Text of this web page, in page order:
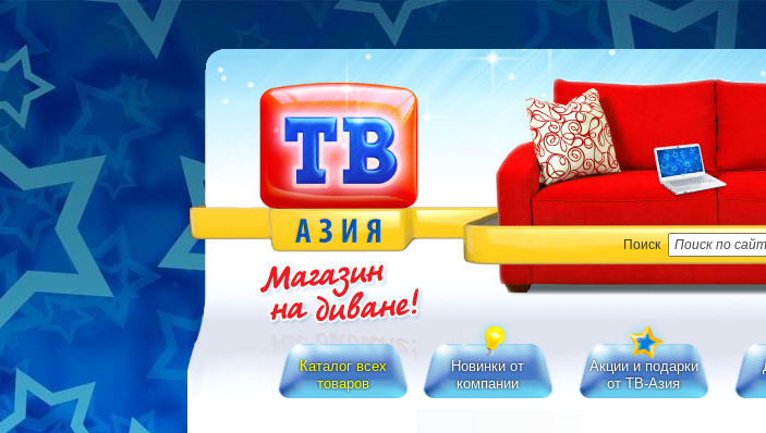
Поиск
Каталог всех
товаров
Новинки от
компании
Акции и подарки
от ТВ-Азия